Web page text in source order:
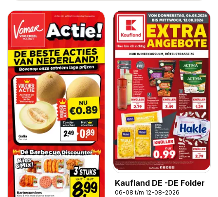
Kaufland DE -DE Folder
06-08 t/m 12-08-2026